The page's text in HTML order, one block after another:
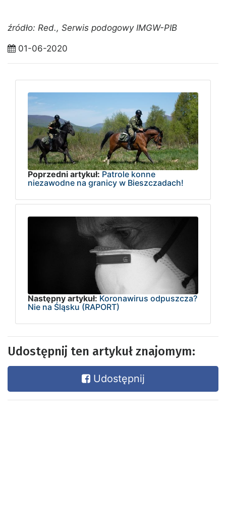
źródło: Red., Serwis podogowy IMGW-PIB
01-06-2020
Poprzedni artykuł: Patrole konne
niezawodne na granicy w Bieszczadach!
Następny artykuł: Koronawirus odpuszcza?
Nie na Śląsku (RAPORT)
Udostępnij ten artykuł znajomym:
Udostępnij